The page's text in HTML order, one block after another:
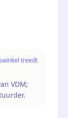
treedt
VDM;